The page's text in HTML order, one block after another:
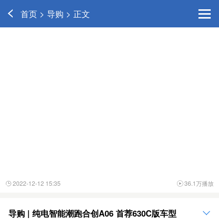
首页 > 导购 > 正文
 36.1万播放
 2022-12-12 15:35
导购 | 纯电智能潮跑合创A06 首荐630C版车型 